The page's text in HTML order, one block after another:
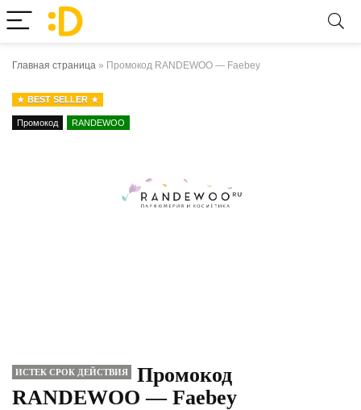
Главная страница » Промокод RANDEWOO — Faebey
BEST SELLER
Промокод RANDEWOO
ИСТЕК СРОК ДЕЙСТВИЯ
Промокод
RANDEWOO — Faebey